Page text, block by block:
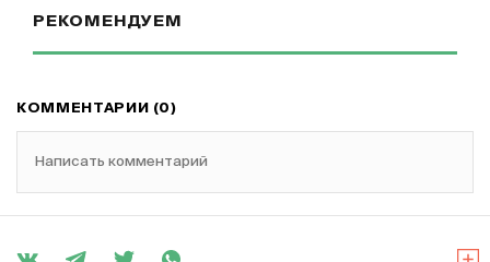
РЕКОМЕНДУЕМ
КОММЕНТАРИИ (0)
Написать комментарий